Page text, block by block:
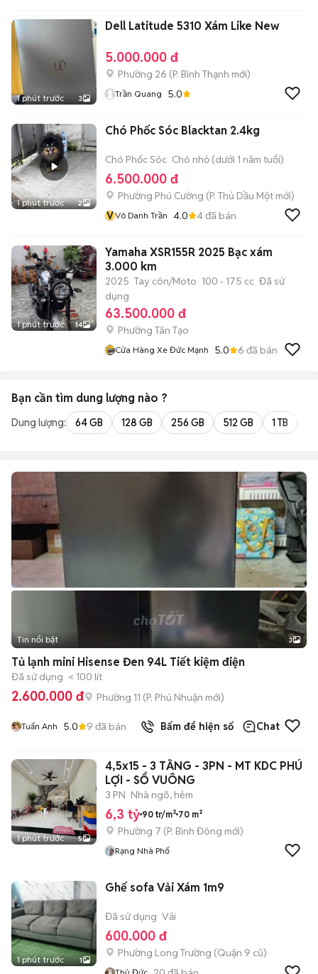
1 phút trước 3
Dell Latitude 5310 Xám Like New
5.000.000 đ
Phường 26 (P. Bình Thạnh mới)
Trần Quang 5.0
1 phút trước 2
Chó Phốc Sóc Blacktan 2.4kg
Chó Phốc Sóc Chó nhỏ (dưới 1 năm tuổi)
6.500.000 đ
Phường Phú Cường (P. Thủ Dầu Một mới)
VVô Danh Trần 4.0 4đã bán
1 phút trước 14
Yamaha XSR155R 2025 Bạc xám
3.000 km
2025 Tay côn/Moto 100 - 175 cc Đã sử
dụng
63.500.000 đ
Phường Tân Tạo
Cửa Hàng Xe Đức Mạnh 5.0 6 đã bán
Bạn cần tìm dung lượng nào ?
Dung lượng: 64 GB 128 GB 256 GB 512 GB 1 TB
Tin nổi bật 3
Tủ lạnh mini Hisense Đen 94L Tiết kiệm điện
Đã sử dụng < 100 lít
2.600.000 đ Phường 11 (P. Phú Nhuận mới)
Tuấn Anh 5.0 9 đã bán Bấm để hiện số Chat
1 phút trước 5
4,5x15 - 3 TẦNG - 3PN - MT KDC PHÚ
LỢI - SỔ VUÔNG
3 PN Nhà ngõ, hẻm
6,3 tỷ 90 tr/m² 70 m²
Phường 7 (P. Bình Đông mới)
Rạng Nhà Phố
1 phút trước 1
Ghế sofa Vải Xám 1m9
Đã sử dụng Vải
600.000 đ
Phường Long Trường (Quận 9 cũ)